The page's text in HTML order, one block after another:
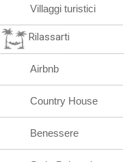
Villaggi turistici
Rilassarti
Airbnb
Country House
Benessere